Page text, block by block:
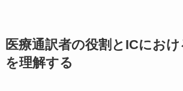
医療通訳者の役割とICにお
を理解する